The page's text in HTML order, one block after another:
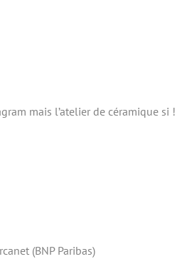
mais l’atelier de céramique si !
(BNP Paribas)